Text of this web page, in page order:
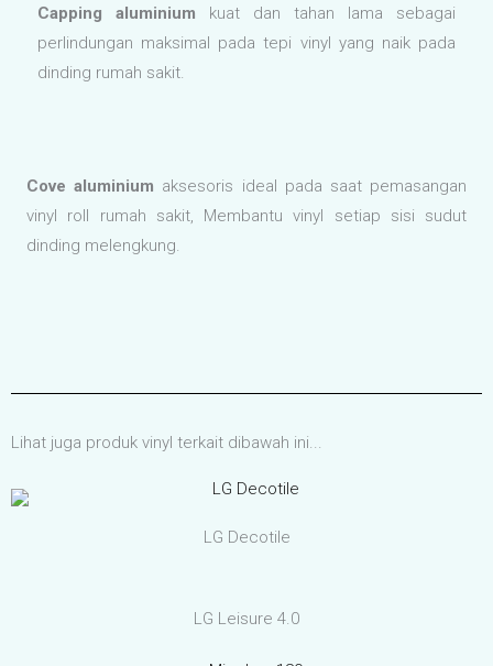
Capping aluminium kuat dan tahan lama sebagai
perlindungan maksimal pada tepi vinyl yang naik pada
dinding rumah sakit.
Cove aluminium aksesoris ideal pada saat pemasangan
vinyl roll rumah sakit, Membantu vinyl setiap sisi sudut
dinding melengkung.
Lihat juga produk vinyl terkait dibawah ini...
LG Decotile
LG Leisure 4.0